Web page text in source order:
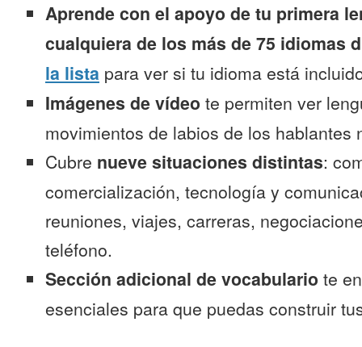
Aprende con el apoyo de tu primera
cualquiera de los más de 75 idiomas
la lista para ver si tu idioma está
Imágenes de vídeo te permiten ver
movimientos de labios de los hablantes
Cubre nueve situaciones distintas:
comercialización, tecnología y
reuniones, viajes, carreras,
teléfono.
Sección adicional de vocabulario te
esenciales para que puedas construir